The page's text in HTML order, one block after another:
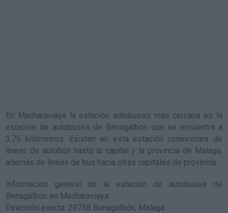
En Macharaviaya la estación autobuses más cercana es la
estación de autobuses de Benagalbon que se encuentra a
3,75 kilómetros. Existen en esta estación conexiones de
líneas de autobús hasta la capital y la provincia de Malaga,
además de líneas de bus hacia otras capitales de provincia.
Información general de la estación de autobuses de
Benagalbon en Macharaviaya:
Dirección exacta: 29738 Benagalbón, Málaga